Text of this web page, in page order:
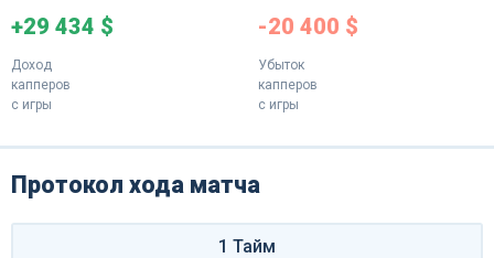
+29 434 $
Доход
капперов
с игры
-20 400 $
Убыток
капперов
с игры
Протокол хода матча
1 Тайм